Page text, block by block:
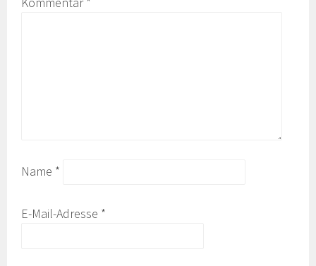
Name *
E-Mail-Adresse *